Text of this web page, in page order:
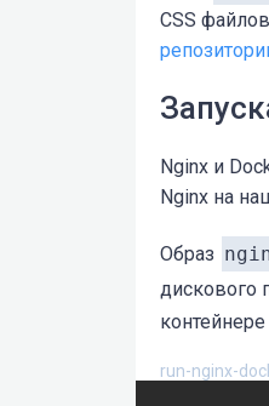
CSS
Nginx и
Nginx на
Образ
дискового
run-nginx-